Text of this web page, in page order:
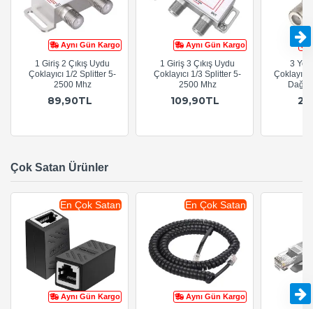
Aynı Gün Kargo
1 Giriş 2 Çıkış Uydu
Çoklayıcı 1/2 Splitter 5-
2500 Mhz
89,90TL
Aynı Gün Kargo
1 Giriş 3 Çıkış Uydu
Çoklayıcı 1/3 Splitter 5-
2500 Mhz
109,90TL
3
Çok Satan Ürünler
Aynı Gün Kargo
En Çok Satan
Aynı Gün Kargo
En Çok Satan